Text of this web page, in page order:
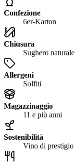
Confezione
6er-Karton
Chiusura
Sughero naturale
Allergeni
Solfiti
Magazzinaggio
11 e più anni
Sostenibilità
Vino di prestigio